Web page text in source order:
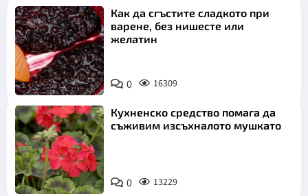
Как да сгъстите сладкото при
варене, без нишесте или
желатин
0 16309
Кухненско средство помага да
съживим изсъхналото мушкато
0 13229